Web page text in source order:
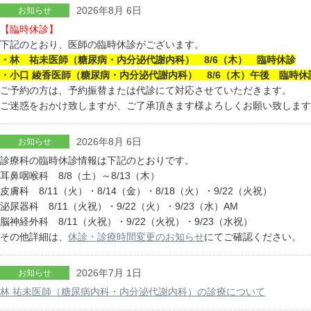
お知らせ
2026年8月 6日
【臨時休診】
下記のとおり、医師の臨時休診がございます。
・林 祐未医師（糖尿病・内分泌代謝内科） 8/6（木） 臨時休診
・小口 綾香医師（糖尿病・内分泌代謝内科） 8/6（木）午後 臨時休
ご予約の方は、予約振替または代診にて対応させていただきます。
ご迷惑をおかけ致しますが、ご了承頂きます様よろしくお願い致しま
お知らせ
2026年8月 6日
診療科の臨時休診情報は下記のとおりです。
耳鼻咽喉科 8/8（土）～8/13（木）
皮膚科 8/11（火）・8/14（金）・8/18（火）・9/22（火祝）
泌尿器科 8/11（火祝）・9/22（火）・9/23（水）AM
脳神経外科 8/11（火祝）・9/22（火祝）・9/23（水祝）
その他詳細は、 休診・診療時間変更のお知らせにてご確認ください。
お知らせ
2026年7月 1日
林 祐未医師（糖尿病内科・内分泌代謝内科）の診療について